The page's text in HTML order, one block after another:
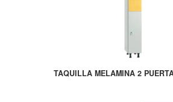
TAQUILLA MELAMINA 2